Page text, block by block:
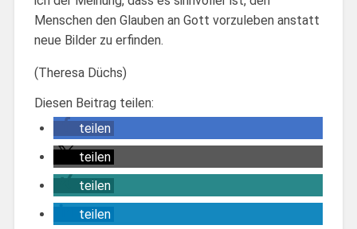
Menschen den Glauben an Gott vorzuleben anstatt
neue Bilder zu erfinden.
(Theresa Düchs)
Diesen Beitrag teilen:
teilen
teilen
teilen
teilen